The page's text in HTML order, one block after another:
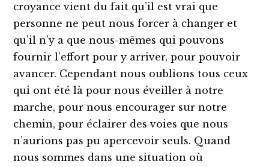
croyance vient du fait qu’il est vrai que
personne ne peut nous forcer à changer et
qu’il n’y a que nous-mêmes qui pouvons
fournir l’effort pour y arriver, pour pouvoir
avancer. Cependant nous oublions tous ceux
qui ont été là pour nous éveiller à notre
marche, pour nous encourager sur notre
chemin, pour éclairer des voies que nous
n’aurions pas pu apercevoir seuls. Quand
nous sommes dans une situation où